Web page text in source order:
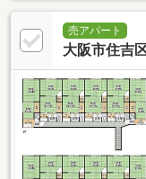
売アパート
大阪市住吉